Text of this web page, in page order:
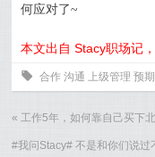
何应对了~
本文出自 Stacy职场记
0 合作 沟通 上级管理 预
«工作5年，如何靠自己买下
#我问Stacy# 不是和你们说过